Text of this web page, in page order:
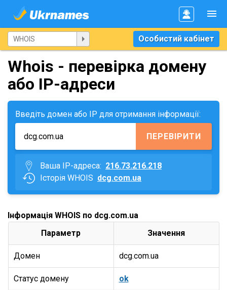
Особистий кабінет
Whois - перевірка домену
або IP-адреси
Введіть домен або IP для отримання інформації:
ПЕРЕВІРИТИ
Ваша IP-адреса: 216.73.216.218
Історія WHOIS dcg.com.ua
Інформація WHOIS по dcg.com.ua
Параметр
Значення
Домен dcg.com.ua
Статус домену ok